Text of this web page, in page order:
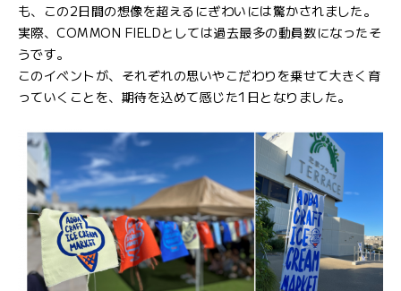
も、この2日間の想像を超えるにぎわいには驚かされました。
実際、COMMON FIELDとしては過去最多の動員数になったそ
うです。
このイベントが、それぞれの思いやこだわりを乗せて大きく育
っていくことを、期待を込めて感じた1日となりました。